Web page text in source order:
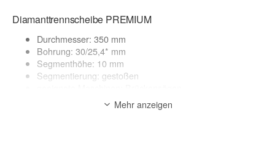
Diamanttrennscheibe PREMIUM
Durchmesser: 350 mm
Bohrung: 30/25,4* mm
Segmenthöhe: 10 mm
Segmentierung: gestoßen
Anwendung: Nass
Mehr anzeigen